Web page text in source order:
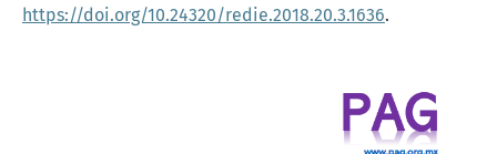
https://doi.org/10.24320/redie.2018.20.3.1636.